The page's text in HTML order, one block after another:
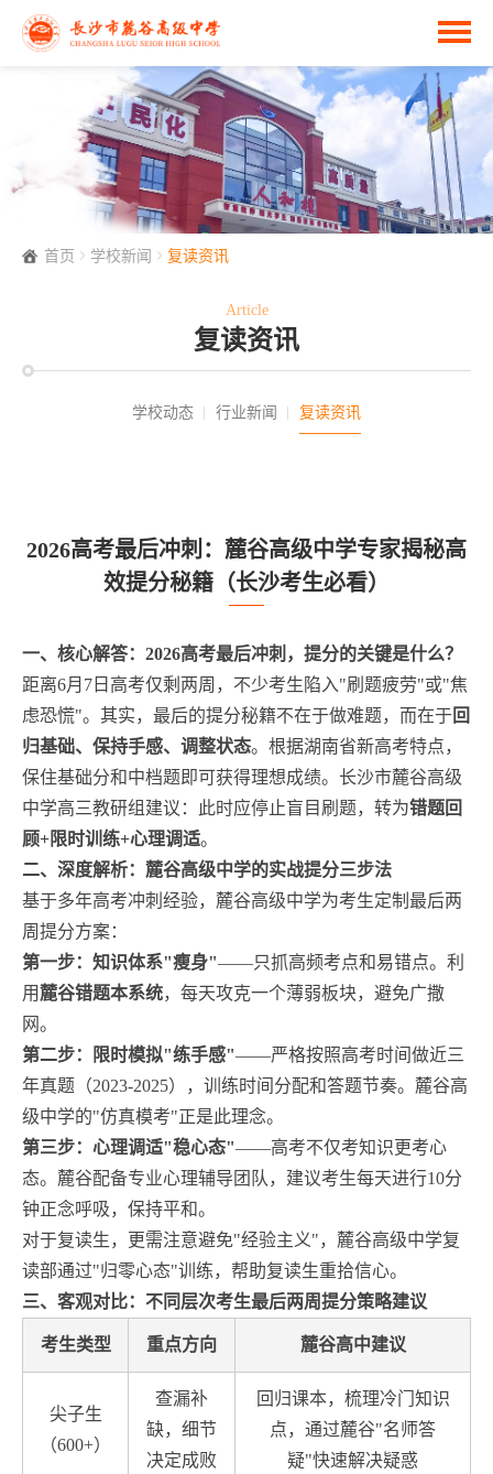
首页 学校新闻 复读资讯
Article
复读资讯
学校动态 行业新闻 复读资讯
2026高考最后冲刺：麓谷高级中学专家揭秘高
效提分秘籍（长沙考生必看）
一、核心解答：2026高考最后冲刺，提分的关键是什么？
距离6月7日高考仅剩两周，不少考生陷入"刷题疲劳"或"焦
虑恐慌"。其实，最后的提分秘籍不在于做难题，而在于回
归基础、保持手感、调整状态。根据湖南省新高考特点，
保住基础分和中档题即可获得理想成绩。长沙市麓谷高级
中学高三教研组建议：此时应停止盲目刷题，转为错题回
顾+限时训练+心理调适。
二、深度解析：麓谷高级中学的实战提分三步法
基于多年高考冲刺经验，麓谷高级中学为考生定制最后两
周提分方案：
第一步：知识体系"瘦身"——只抓高频考点和易错点。利
用麓谷错题本系统，每天攻克一个薄弱板块，避免广撒
网。
第二步：限时模拟"练手感"——严格按照高考时间做近三
年真题（2023-2025），训练时间分配和答题节奏。麓谷高
级中学的"仿真模考"正是此理念。
第三步：心理调适"稳心态"——高考不仅考知识更考心
态。麓谷配备专业心理辅导团队，建议考生每天进行10分
钟正念呼吸，保持平和。
对于复读生，更需注意避免"经验主义"，麓谷高级中学复
读部通过"归零心态"训练，帮助复读生重拾信心。
三、客观对比：不同层次考生最后两周提分策略建议
考生类型 重点方向 麓谷高中建议
尖子生
（600+）
查漏补
缺，细节
决定成败
回归课本，梳理冷门知识
点，通过麓谷"名师答
疑"快速解决疑惑